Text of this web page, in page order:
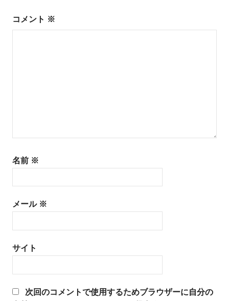
ー
コメント ※
名前 ※
メール※
サイト
次回のコメントで使用するためブラウザーに自分の